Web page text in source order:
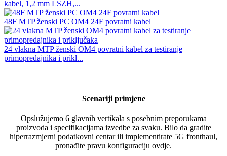
kabel, 1,2 mm LSZH,...
48F MTP ženski PC OM4 24F povratni kabel
24 vlakna MTP ženski OM4 povratni kabel za testiranje
primopredajnika i prikl...
Scenariji primjene
Opslužujemo 6 glavnih vertikala s posebnim preporukama
proizvoda i specifikacijama izvedbe za svaku. Bilo da gradite
hiperrazmjerni podatkovni centar ili implementirate 5G fronthaul,
pronađite pravu konfiguraciju ovdje.